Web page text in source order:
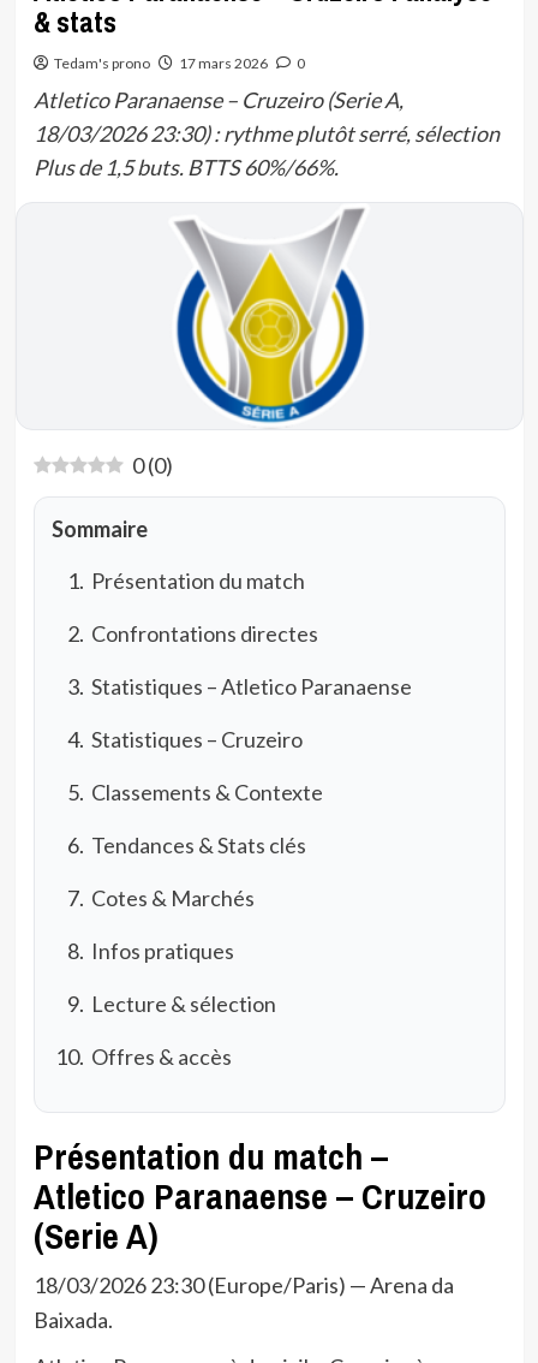
& stats
Tedam's prono 17 mars 2026 0
Atletico Paranaense – Cruzeiro (Serie A,
18/03/2026 23:30) : rythme plutôt serré, sélection
Plus de 1,5 buts. BTTS 60%/66%.
0(0)
Sommaire
Présentation du match
Confrontations directes
Statistiques – Atletico Paranaense
Statistiques – Cruzeiro
Classements & Contexte
Tendances & Stats clés
Cotes & Marchés
Infos pratiques
Lecture & sélection
Offres & accès
Présentation du match –
Atletico Paranaense – Cruzeiro
(Serie A)
18/03/2026 23:30 (Europe/Paris) — Arena da
Baixada.